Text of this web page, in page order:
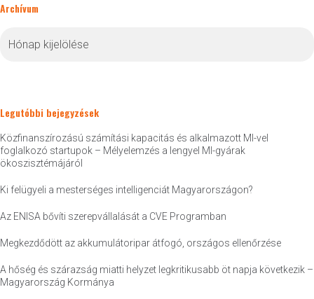
Archívum
Legutóbbi bejegyzések
Közfinanszírozású számítási kapacitás és alkalmazott MI-vel
foglalkozó startupok – Mélyelemzés a lengyel MI-gyárak
ökoszisztémájáról
Ki felügyeli a mesterséges intelligenciát Magyarországon?
Az ENISA bővíti szerepvállalását a CVE Programban
Megkezdődött az akkumulátoripar átfogó, országos ellenőrzése
A hőség és szárazság miatti helyzet legkritikusabb öt napja következik –
Magyarország Kormánya